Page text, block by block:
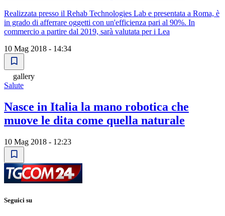
Realizzata presso il Rehab Technologies Lab e presentata a Roma, è
in grado di afferrare oggetti con un'efficienza pari al 90%. In
commercio a partire dal 2019, sarà valutata per i Lea
10 Mag 2018 - 14:34
gallery
Salute
Nasce in Italia la mano robotica che
muove le dita come quella naturale
10 Mag 2018 - 12:23
Seguici su